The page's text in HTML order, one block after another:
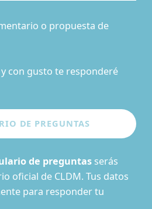
o propuesta de
con gusto te responderé
de preguntasserás
oficial de CLDM. Tus datos
para responder tu